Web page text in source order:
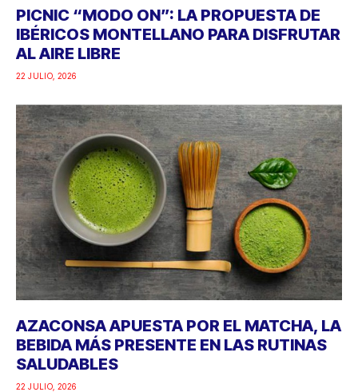
PICNIC “MODO ON”: LA PROPUESTA DE
IBÉRICOS MONTELLANO PARA DISFRUTAR
AL AIRE LIBRE
22 JULIO, 2026
AZACONSA APUESTA POR EL MATCHA, LA
BEBIDA MÁS PRESENTE EN LAS RUTINAS
SALUDABLES
22 JULIO, 2026